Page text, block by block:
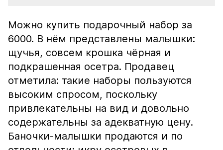
Можно купить подарочный набор за
6000. В нём представлены малышки:
щучья, совсем крошка чёрная и
подкрашенная осетра. Продавец
отметила: такие наборы пользуются
высоким спросом, поскольку
привлекательны на вид и довольно
содержательны за адекватную цену.
Баночки-малышки продаются и по